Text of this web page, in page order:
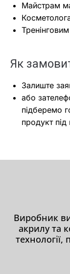
Майстрам
Як
Залиште
або
підберемо
продукт
Виробник
акрилу та
технології,